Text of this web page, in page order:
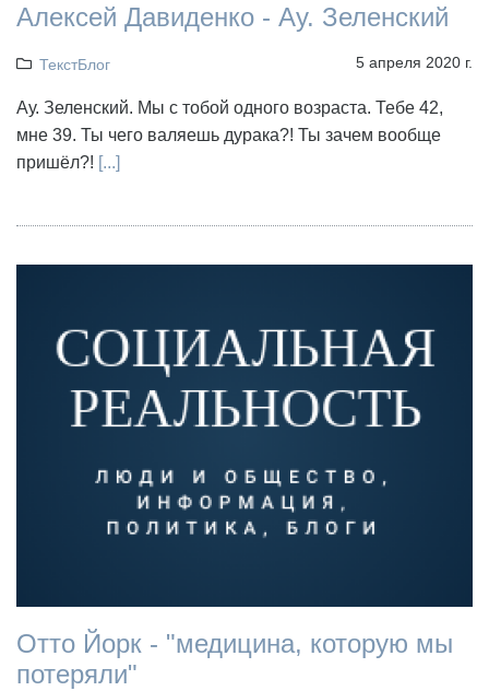
Алексей Давиденко - Ау. Зеленский
ТекстБлог 5 апреля 2020 г.
Ау. Зеленский. Мы с тобой одного возраста. Тебе 42,
мне 39. Ты чего валяешь дурака?! Ты зачем вообще
пришёл?! [...]
Отто Йорк - "медицина, которую мы
потеряли"